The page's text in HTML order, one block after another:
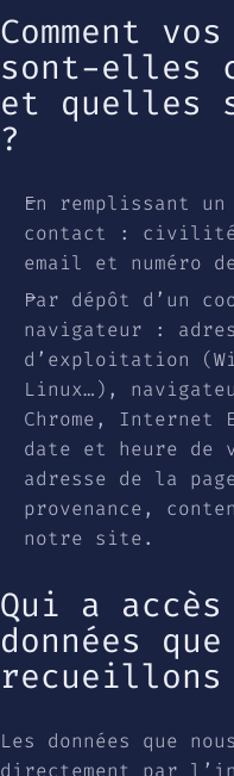
Comment
sont-elles
et quelles
?
En remplissant
contact : civilité,
email et numéro
Par dépôt d’un
navigateur :
d’exploitation
Linux…),
Chrome,
date et heure
adresse de la
provenance,
notre site.
Qui a accès
données
recueillons
Les données que